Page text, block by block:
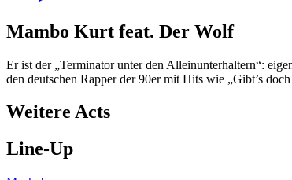
Mambo Kurt feat. Der Wolf
Er ist der „Terminator unter den Alleinunterhaltern“:
den deutschen Rapper der 90er mit Hits wie „Gibt’s
Weitere Acts
Line-Up